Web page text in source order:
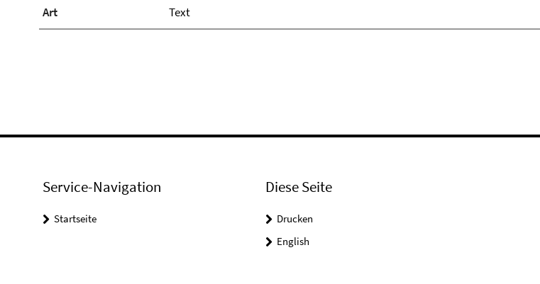
Art Text
Service-Navigation
Startseite
Diese Seite
Drucken
English